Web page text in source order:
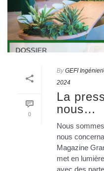
0
By GEFI
2024
La
nous…
Nous
nous
Magazine
met en
avec des